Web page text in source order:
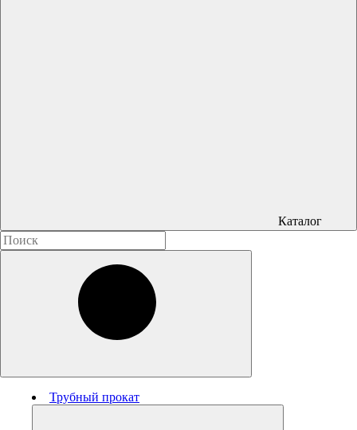
Каталог
Трубный прокат